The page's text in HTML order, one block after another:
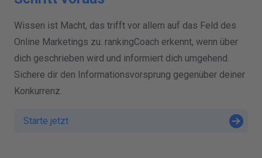
Wissen ist Macht, das trifft vor allem auf das Feld des
Online Marketings zu. rankingCoach erkennt, wenn über
dich geschrieben wird und informiert dich umgehend.
Sichere dir den Informationsvorsprung gegenüber deiner
Konkurrenz.
Starte jetzt